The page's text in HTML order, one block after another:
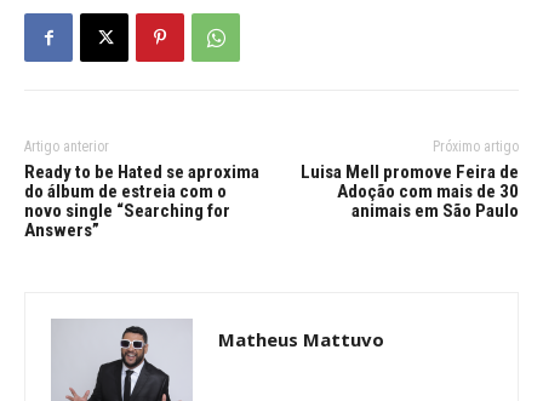
Artigo anterior
Ready to be Hated se aproxima
do álbum de estreia com o
novo single “Searching for
Answers”
Próximo artigo
Luisa Mell promove Feira de
Adoção com mais de 30
animais em São Paulo
Matheus Mattuvo